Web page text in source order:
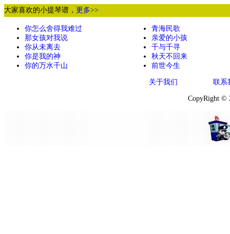
大家喜欢的小提琴谱， 更多>>
你怎么舍得我难过
那女孩对我说
你从未离去
你是我的神
你的万水千山
青海民歌
亲爱的小孩
千与千寻
秋天不回来
前世今生
关于我们 联系
CopyRight ©